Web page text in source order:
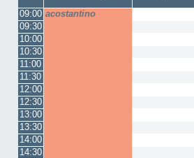
09:00 acostantino
09:30
10:00
10:30
11:00
11:30
12:00
12:30
13:00
13:30
14:00
14:30